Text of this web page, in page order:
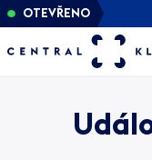
OTEVŘENO